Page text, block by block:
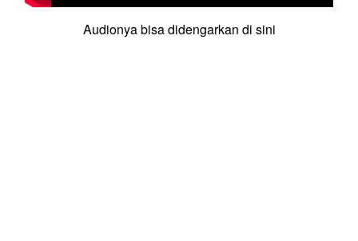
Audionya bisa didengarkan di sini